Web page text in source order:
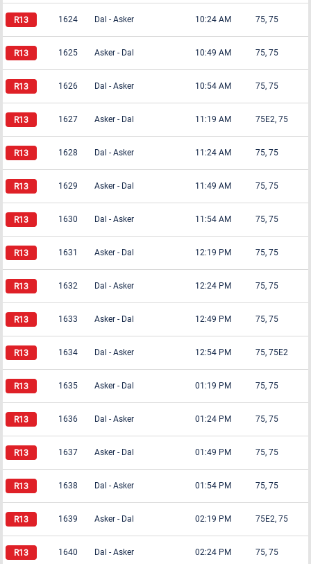
1624 Dal - Asker 10:24 AM 75, 75
1625 Asker - Dal 10:49 AM 75, 75
1626 Dal - Asker 10:54 AM 75, 75
1627 Asker - Dal 11:19 AM 75E2, 75
1628 Dal - Asker 11:24 AM 75, 75
1629 Asker - Dal 11:49 AM 75, 75
1630 Dal - Asker 11:54 AM 75, 75
1631 Asker - Dal 12:19 PM 75, 75
1632 Dal - Asker 12:24 PM 75, 75
1633 Asker - Dal 12:49 PM 75, 75
1634 Dal - Asker 12:54 PM 75, 75E2
1635 Asker - Dal 01:19 PM 75, 75
1636 Dal - Asker 01:24 PM 75, 75
1637 Asker - Dal 01:49 PM 75, 75
1638 Dal - Asker 01:54 PM 75, 75
1639 Asker - Dal 02:19 PM 75E2, 75
1640 Dal - Asker 02:24 PM 75, 75